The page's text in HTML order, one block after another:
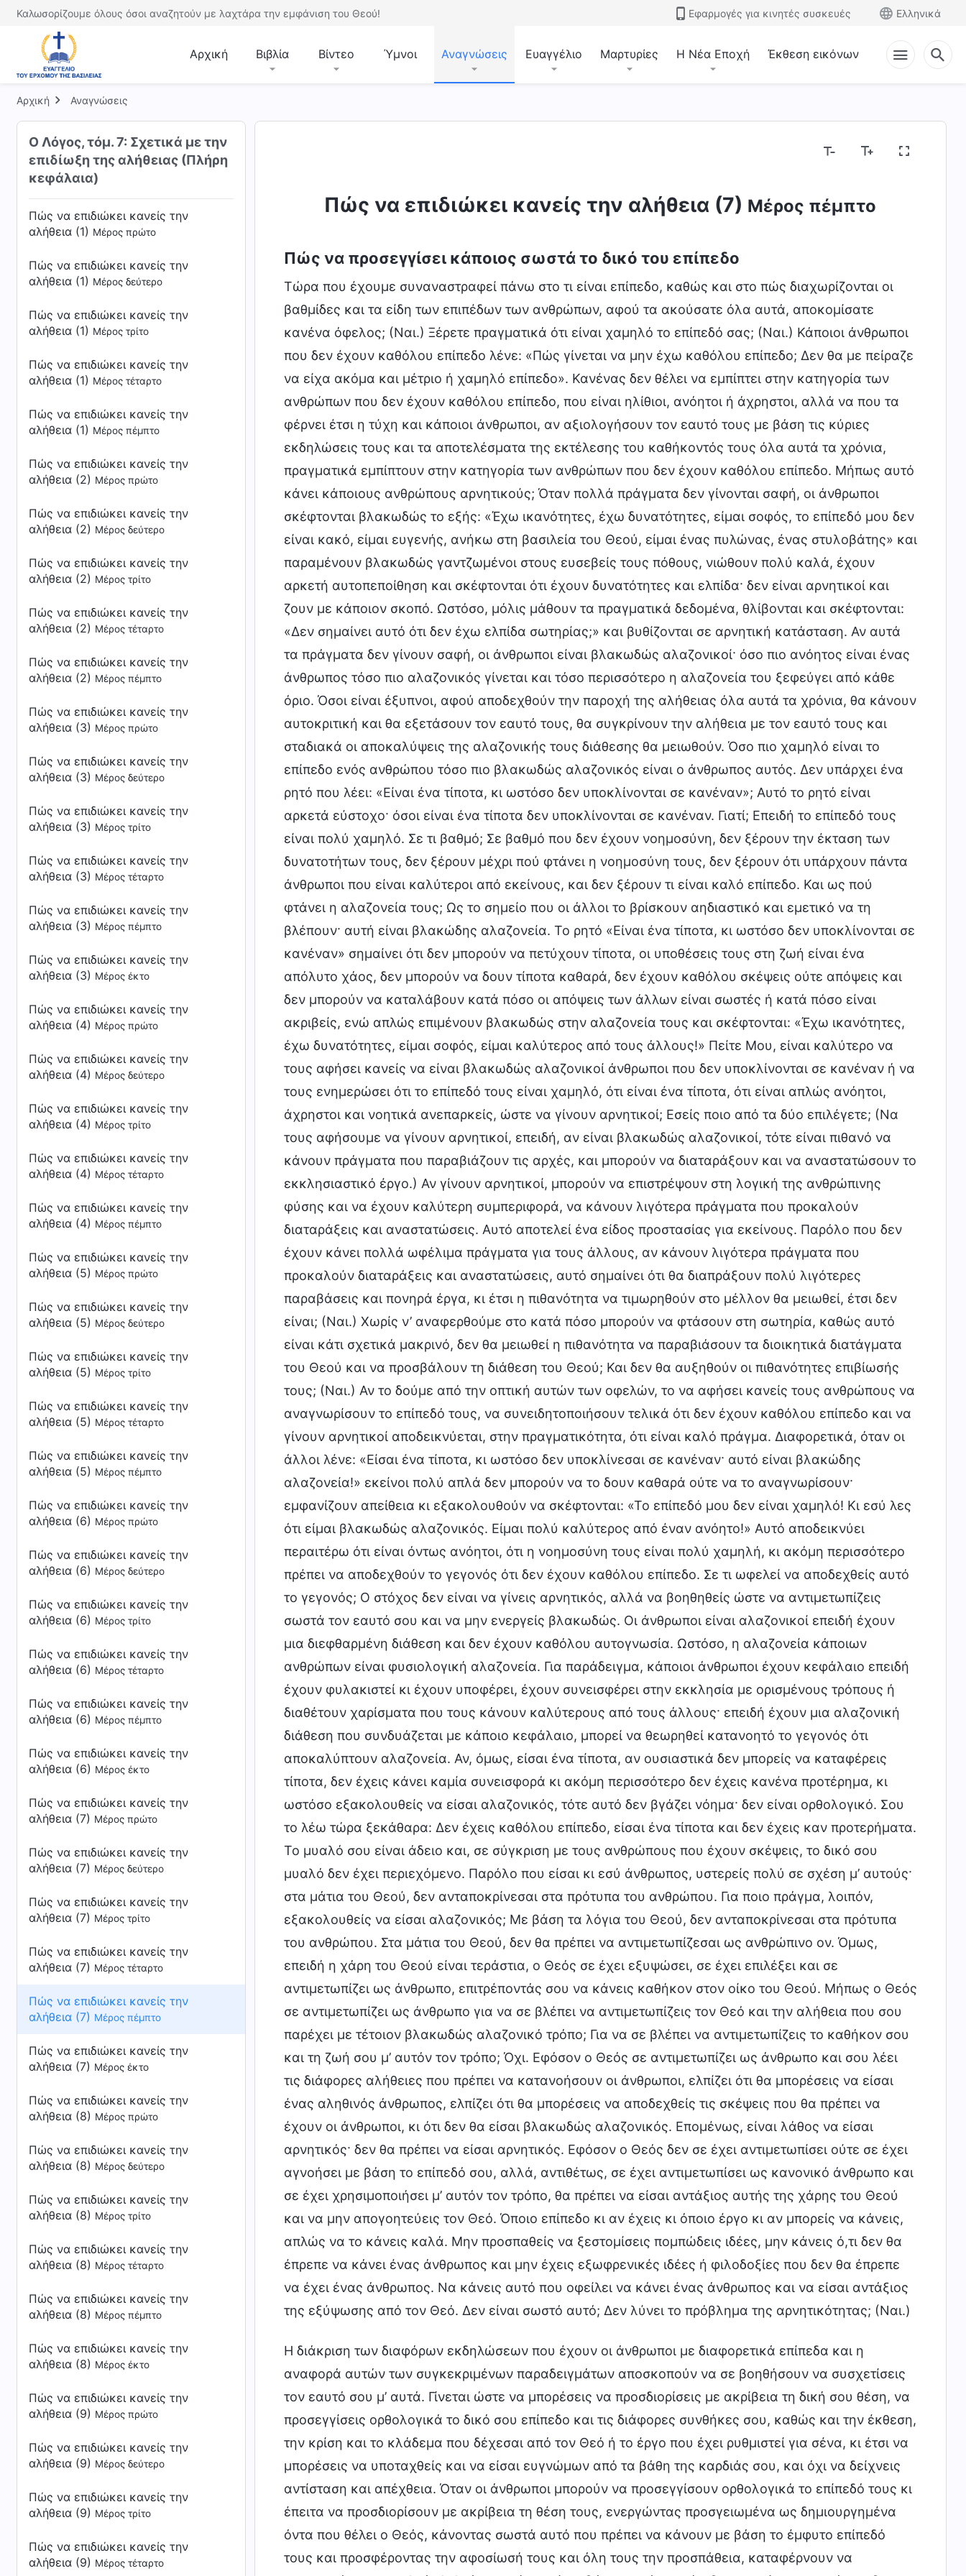
Καλωσορίζουμε όλους όσοι αναζητούν με λαχτάρα την εμφάνιση του Θεού! Εφαρμογές για κινητές συσκευές Ελληνικά
Αρχική Βιβλία Βίντεο Ύμνοι Αναγνώσεις Ευαγγέλιο Μαρτυρίες Η Νέα Εποχή Έκθεση εικόνων
Αρχική Αναγνώσεις
Ο Λόγος, τόμ. 7: Σχετικά με την
επιδίωξη της αλήθειας (Πλήρη
κεφάλαια)
Πώς να επιδιώκει κανείς την
αλήθεια (1) Μέρος πρώτο
Πώς να επιδιώκει κανείς την
αλήθεια (1) Μέρος δεύτερο
Πώς να επιδιώκει κανείς την
αλήθεια (1) Μέρος τρίτο
Πώς να επιδιώκει κανείς την
αλήθεια (1) Μέρος τέταρτο
Πώς να επιδιώκει κανείς την
αλήθεια (1) Μέρος πέμπτο
Πώς να επιδιώκει κανείς την
αλήθεια (2) Μέρος πρώτο
Πώς να επιδιώκει κανείς την
αλήθεια (2) Μέρος δεύτερο
Πώς να επιδιώκει κανείς την
αλήθεια (2) Μέρος τρίτο
Πώς να επιδιώκει κανείς την
αλήθεια (2) Μέρος τέταρτο
Πώς να επιδιώκει κανείς την
αλήθεια (2) Μέρος πέμπτο
Πώς να επιδιώκει κανείς την
αλήθεια (3) Μέρος πρώτο
Πώς να επιδιώκει κανείς την
αλήθεια (3) Μέρος δεύτερο
Πώς να επιδιώκει κανείς την
αλήθεια (3) Μέρος τρίτο
Πώς να επιδιώκει κανείς την
αλήθεια (3) Μέρος τέταρτο
Πώς να επιδιώκει κανείς την
αλήθεια (3) Μέρος πέμπτο
Πώς να επιδιώκει κανείς την
αλήθεια (3) Μέρος έκτο
Πώς να επιδιώκει κανείς την
αλήθεια (4) Μέρος πρώτο
Πώς να επιδιώκει κανείς την
αλήθεια (4) Μέρος δεύτερο
Πώς να επιδιώκει κανείς την
αλήθεια (4) Μέρος τρίτο
Πώς να επιδιώκει κανείς την
αλήθεια (4) Μέρος τέταρτο
Πώς να επιδιώκει κανείς την
αλήθεια (4) Μέρος πέμπτο
Πώς να επιδιώκει κανείς την
αλήθεια (5) Μέρος πρώτο
Πώς να επιδιώκει κανείς την
αλήθεια (5) Μέρος δεύτερο
Πώς να επιδιώκει κανείς την
αλήθεια (5) Μέρος τρίτο
Πώς να επιδιώκει κανείς την
αλήθεια (5) Μέρος τέταρτο
Πώς να επιδιώκει κανείς την
αλήθεια (5) Μέρος πέμπτο
Πώς να επιδιώκει κανείς την
αλήθεια (6) Μέρος πρώτο
Πώς να επιδιώκει κανείς την
αλήθεια (6) Μέρος δεύτερο
Πώς να επιδιώκει κανείς την
αλήθεια (6) Μέρος τρίτο
Πώς να επιδιώκει κανείς την
αλήθεια (6) Μέρος τέταρτο
Πώς να επιδιώκει κανείς την
αλήθεια (6) Μέρος πέμπτο
Πώς να επιδιώκει κανείς την
αλήθεια (6) Μέρος έκτο
Πώς να επιδιώκει κανείς την
αλήθεια (7) Μέρος πρώτο
Πώς να επιδιώκει κανείς την
αλήθεια (7) Μέρος δεύτερο
Πώς να επιδιώκει κανείς την
αλήθεια (7) Μέρος τρίτο
Πώς να επιδιώκει κανείς την
αλήθεια (7) Μέρος τέταρτο
Πώς να επιδιώκει κανείς την
αλήθεια (7) Μέρος πέμπτο
Πώς να επιδιώκει κανείς την
αλήθεια (7) Μέρος έκτο
Πώς να επιδιώκει κανείς την
αλήθεια (8) Μέρος πρώτο
Πώς να επιδιώκει κανείς την
αλήθεια (8) Μέρος δεύτερο
Πώς να επιδιώκει κανείς την
αλήθεια (8) Μέρος τρίτο
Πώς να επιδιώκει κανείς την
αλήθεια (8) Μέρος τέταρτο
Πώς να επιδιώκει κανείς την
αλήθεια (8) Μέρος πέμπτο
Πώς να επιδιώκει κανείς την
αλήθεια (8) Μέρος έκτο
Πώς να επιδιώκει κανείς την
αλήθεια (9) Μέρος πρώτο
Πώς να επιδιώκει κανείς την
αλήθεια (9) Μέρος δεύτερο
Πώς να επιδιώκει κανείς την
αλήθεια (9) Μέρος τρίτο
Πώς να επιδιώκει κανείς την
αλήθεια (9) Μέρος τέταρτο
Πώς να επιδιώκει κανείς την αλήθεια (7) Μέρος πέμπτο
Πώς να προσεγγίσει κάποιος σωστά το δικό του επίπεδο
Τώρα που έχουμε συναναστραφεί πάνω στο τι είναι επίπεδο, καθώς και στο πώς διαχωρίζονται οι
βαθμίδες και τα είδη των επιπέδων των ανθρώπων, αφού τα ακούσατε όλα αυτά, αποκομίσατε
κανένα όφελος; (Ναι.) Ξέρετε πραγματικά ότι είναι χαμηλό το επίπεδό σας; (Ναι.) Κάποιοι άνθρωποι
που δεν έχουν καθόλου επίπεδο λένε: «Πώς γίνεται να μην έχω καθόλου επίπεδο; Δεν θα με πείραζε
να είχα ακόμα και μέτριο ή χαμηλό επίπεδο». Κανένας δεν θέλει να εμπίπτει στην κατηγορία των
ανθρώπων που δεν έχουν καθόλου επίπεδο, που είναι ηλίθιοι, ανόητοι ή άχρηστοι, αλλά να που τα
φέρνει έτσι η τύχη και κάποιοι άνθρωποι, αν αξιολογήσουν τον εαυτό τους με βάση τις κύριες
εκδηλώσεις τους και τα αποτελέσματα της εκτέλεσης του καθήκοντός τους όλα αυτά τα χρόνια,
πραγματικά εμπίπτουν στην κατηγορία των ανθρώπων που δεν έχουν καθόλου επίπεδο. Μήπως αυτό
κάνει κάποιους ανθρώπους αρνητικούς; Όταν πολλά πράγματα δεν γίνονται σαφή, οι άνθρωποι
σκέφτονται βλακωδώς το εξής: «Έχω ικανότητες, έχω δυνατότητες, είμαι σοφός, το επίπεδό μου δεν
είναι κακό, είμαι ευγενής, ανήκω στη βασιλεία του Θεού, είμαι ένας πυλώνας, ένας στυλοβάτης» και
παραμένουν βλακωδώς γαντζωμένοι στους ευσεβείς τους πόθους, νιώθουν πολύ καλά, έχουν
αρκετή αυτοπεποίθηση και σκέφτονται ότι έχουν δυνατότητες και ελπίδα· δεν είναι αρνητικοί και
ζουν με κάποιον σκοπό. Ωστόσο, μόλις μάθουν τα πραγματικά δεδομένα, θλίβονται και σκέφτονται:
«Δεν σημαίνει αυτό ότι δεν έχω ελπίδα σωτηρίας;» και βυθίζονται σε αρνητική κατάσταση. Αν αυτά
τα πράγματα δεν γίνουν σαφή, οι άνθρωποι είναι βλακωδώς αλαζονικοί· όσο πιο ανόητος είναι ένας
άνθρωπος τόσο πιο αλαζονικός γίνεται και τόσο περισσότερο η αλαζονεία του ξεφεύγει από κάθε
όριο. Όσοι είναι έξυπνοι, αφού αποδεχθούν την παροχή της αλήθειας όλα αυτά τα χρόνια, θα κάνουν
αυτοκριτική και θα εξετάσουν τον εαυτό τους, θα συγκρίνουν την αλήθεια με τον εαυτό τους και
σταδιακά οι αποκαλύψεις της αλαζονικής τους διάθεσης θα μειωθούν. Όσο πιο χαμηλό είναι το
επίπεδο ενός ανθρώπου τόσο πιο βλακωδώς αλαζονικός είναι ο άνθρωπος αυτός. Δεν υπάρχει ένα
ρητό που λέει: «Είναι ένα τίποτα, κι ωστόσο δεν υποκλίνονται σε κανέναν»; Αυτό το ρητό είναι
αρκετά εύστοχο· όσοι είναι ένα τίποτα δεν υποκλίνονται σε κανέναν. Γιατί; Επειδή το επίπεδό τους
είναι πολύ χαμηλό. Σε τι βαθμό; Σε βαθμό που δεν έχουν νοημοσύνη, δεν ξέρουν την έκταση των
δυνατοτήτων τους, δεν ξέρουν μέχρι πού φτάνει η νοημοσύνη τους, δεν ξέρουν ότι υπάρχουν πάντα
άνθρωποι που είναι καλύτεροι από εκείνους, και δεν ξέρουν τι είναι καλό επίπεδο. Και ως πού
φτάνει η αλαζονεία τους; Ως το σημείο που οι άλλοι το βρίσκουν αηδιαστικό και εμετικό να τη
βλέπουν· αυτή είναι βλακώδης αλαζονεία. Το ρητό «Είναι ένα τίποτα, κι ωστόσο δεν υποκλίνονται σε
κανέναν» σημαίνει ότι δεν μπορούν να πετύχουν τίποτα, οι υποθέσεις τους στη ζωή είναι ένα
απόλυτο χάος, δεν μπορούν να δουν τίποτα καθαρά, δεν έχουν καθόλου σκέψεις ούτε απόψεις και
δεν μπορούν να καταλάβουν κατά πόσο οι απόψεις των άλλων είναι σωστές ή κατά πόσο είναι
ακριβείς, ενώ απλώς επιμένουν βλακωδώς στην αλαζονεία τους και σκέφτονται: «Έχω ικανότητες,
έχω δυνατότητες, είμαι σοφός, είμαι καλύτερος από τους άλλους!» Πείτε Μου, είναι καλύτερο να
τους αφήσει κανείς να είναι βλακωδώς αλαζονικοί άνθρωποι που δεν υποκλίνονται σε κανέναν ή να
τους ενημερώσει ότι το επίπεδό τους είναι χαμηλό, ότι είναι ένα τίποτα, ότι είναι απλώς ανόητοι,
άχρηστοι και νοητικά ανεπαρκείς, ώστε να γίνουν αρνητικοί; Εσείς ποιο από τα δύο επιλέγετε; (Να
τους αφήσουμε να γίνουν αρνητικοί, επειδή, αν είναι βλακωδώς αλαζονικοί, τότε είναι πιθανό να
κάνουν πράγματα που παραβιάζουν τις αρχές, και μπορούν να διαταράξουν και να αναστατώσουν το
εκκλησιαστικό έργο.) Αν γίνουν αρνητικοί, μπορούν να επιστρέψουν στη λογική της ανθρώπινης
φύσης και να έχουν καλύτερη συμπεριφορά, να κάνουν λιγότερα πράγματα που προκαλούν
διαταράξεις και αναστατώσεις. Αυτό αποτελεί ένα είδος προστασίας για εκείνους. Παρόλο που δεν
έχουν κάνει πολλά ωφέλιμα πράγματα για τους άλλους, αν κάνουν λιγότερα πράγματα που
προκαλούν διαταράξεις και αναστατώσεις, αυτό σημαίνει ότι θα διαπράξουν πολύ λιγότερες
παραβάσεις και πονηρά έργα, κι έτσι η πιθανότητα να τιμωρηθούν στο μέλλον θα μειωθεί, έτσι δεν
είναι; (Ναι.) Χωρίς ν’ αναφερθούμε στο κατά πόσο μπορούν να φτάσουν στη σωτηρία, καθώς αυτό
είναι κάτι σχετικά μακρινό, δεν θα μειωθεί η πιθανότητα να παραβιάσουν τα διοικητικά διατάγματα
του Θεού και να προσβάλουν τη διάθεση του Θεού; Και δεν θα αυξηθούν οι πιθανότητες επιβίωσής
τους; (Ναι.) Αν το δούμε από την οπτική αυτών των οφελών, το να αφήσει κανείς τους ανθρώπους να
αναγνωρίσουν το επίπεδό τους, να συνειδητοποιήσουν τελικά ότι δεν έχουν καθόλου επίπεδο και να
γίνουν αρνητικοί αποδεικνύεται, στην πραγματικότητα, ότι είναι καλό πράγμα. Διαφορετικά, όταν οι
άλλοι λένε: «Είσαι ένα τίποτα, κι ωστόσο δεν υποκλίνεσαι σε κανέναν· αυτό είναι βλακώδης
αλαζονεία!» εκείνοι πολύ απλά δεν μπορούν να το δουν καθαρά ούτε να το αναγνωρίσουν·
εμφανίζουν απείθεια κι εξακολουθούν να σκέφτονται: «Το επίπεδό μου δεν είναι χαμηλό! Κι εσύ λες
ότι είμαι βλακωδώς αλαζονικός. Είμαι πολύ καλύτερος από έναν ανόητο!» Αυτό αποδεικνύει
περαιτέρω ότι είναι όντως ανόητοι, ότι η νοημοσύνη τους είναι πολύ χαμηλή, κι ακόμη περισσότερο
πρέπει να αποδεχθούν το γεγονός ότι δεν έχουν καθόλου επίπεδο. Σε τι ωφελεί να αποδεχθείς αυτό
το γεγονός; Ο στόχος δεν είναι να γίνεις αρνητικός, αλλά να βοηθηθείς ώστε να αντιμετωπίζεις
σωστά τον εαυτό σου και να μην ενεργείς βλακωδώς. Οι άνθρωποι είναι αλαζονικοί επειδή έχουν
μια διεφθαρμένη διάθεση και δεν έχουν καθόλου αυτογνωσία. Ωστόσο, η αλαζονεία κάποιων
ανθρώπων είναι φυσιολογική αλαζονεία. Για παράδειγμα, κάποιοι άνθρωποι έχουν κεφάλαιο επειδή
έχουν φυλακιστεί κι έχουν υποφέρει, έχουν συνεισφέρει στην εκκλησία με ορισμένους τρόπους ή
διαθέτουν χαρίσματα που τους κάνουν καλύτερους από τους άλλους· επειδή έχουν μια αλαζονική
διάθεση που συνδυάζεται με κάποιο κεφάλαιο, μπορεί να θεωρηθεί κατανοητό το γεγονός ότι
αποκαλύπτουν αλαζονεία. Αν, όμως, είσαι ένα τίποτα, αν ουσιαστικά δεν μπορείς να καταφέρεις
τίποτα, δεν έχεις κάνει καμία συνεισφορά κι ακόμη περισσότερο δεν έχεις κανένα προτέρημα, κι
ωστόσο εξακολουθείς να είσαι αλαζονικός, τότε αυτό δεν βγάζει νόημα· δεν είναι ορθολογικό. Σου
το λέω τώρα ξεκάθαρα: Δεν έχεις καθόλου επίπεδο, είσαι ένα τίποτα και δεν έχεις καν προτερήματα.
Το μυαλό σου είναι άδειο και, σε σύγκριση με τους ανθρώπους που έχουν σκέψεις, το δικό σου
μυαλό δεν έχει περιεχόμενο. Παρόλο που είσαι κι εσύ άνθρωπος, υστερείς πολύ σε σχέση μ’ αυτούς·
στα μάτια του Θεού, δεν ανταποκρίνεσαι στα πρότυπα του ανθρώπου. Για ποιο πράγμα, λοιπόν,
εξακολουθείς να είσαι αλαζονικός; Με βάση τα λόγια του Θεού, δεν ανταποκρίνεσαι στα πρότυπα
του ανθρώπου. Στα μάτια του Θεού, δεν θα πρέπει να αντιμετωπίζεσαι ως ανθρώπινο ον. Όμως,
επειδή η χάρη του Θεού είναι τεράστια, ο Θεός σε έχει εξυψώσει, σε έχει επιλέξει και σε
αντιμετωπίζει ως άνθρωπο, επιτρέποντάς σου να κάνεις καθήκον στον οίκο του Θεού. Μήπως ο Θεός
σε αντιμετωπίζει ως άνθρωπο για να σε βλέπει να αντιμετωπίζεις τον Θεό και την αλήθεια που σου
παρέχει με τέτοιον βλακωδώς αλαζονικό τρόπο; Για να σε βλέπει να αντιμετωπίζεις το καθήκον σου
και τη ζωή σου μ’ αυτόν τον τρόπο; Όχι. Εφόσον ο Θεός σε αντιμετωπίζει ως άνθρωπο και σου λέει
τις διάφορες αλήθειες που πρέπει να κατανοήσουν οι άνθρωποι, ελπίζει ότι θα μπορέσεις να είσαι
ένας αληθινός άνθρωπος, ελπίζει ότι θα μπορέσεις να αποδεχθείς τις σκέψεις που θα πρέπει να
έχουν οι άνθρωποι, κι ότι δεν θα είσαι βλακωδώς αλαζονικός. Επομένως, είναι λάθος να είσαι
αρνητικός· δεν θα πρέπει να είσαι αρνητικός. Εφόσον ο Θεός δεν σε έχει αντιμετωπίσει ούτε σε έχει
αγνοήσει με βάση το επίπεδό σου, αλλά, αντιθέτως, σε έχει αντιμετωπίσει ως κανονικό άνθρωπο και
σε έχει χρησιμοποιήσει μ’ αυτόν τον τρόπο, θα πρέπει να είσαι αντάξιος αυτής της χάρης του Θεού
και να μην απογοητεύεις τον Θεό. Όποιο επίπεδο κι αν έχεις κι όποιο έργο κι αν μπορείς να κάνεις,
απλώς να το κάνεις καλά. Μην προσπαθείς να ξεστομίσεις πομπώδεις ιδέες, μην κάνεις ό,τι δεν θα
έπρεπε να κάνει ένας άνθρωπος και μην έχεις εξωφρενικές ιδέες ή φιλοδοξίες που δεν θα έπρεπε
να έχει ένας άνθρωπος. Να κάνεις αυτό που οφείλει να κάνει ένας άνθρωπος και να είσαι αντάξιος
της εξύψωσης από τον Θεό. Δεν είναι σωστό αυτό; Δεν λύνει το πρόβλημα της αρνητικότητας; (Ναι.)
Η διάκριση των διαφόρων εκδηλώσεων που έχουν οι άνθρωποι με διαφορετικά επίπεδα και η
αναφορά αυτών των συγκεκριμένων παραδειγμάτων αποσκοπούν να σε βοηθήσουν να συσχετίσεις
τον εαυτό σου μ’ αυτά. Γίνεται ώστε να μπορέσεις να προσδιορίσεις με ακρίβεια τη δική σου θέση, να
προσεγγίσεις ορθολογικά το δικό σου επίπεδο και τις διάφορες συνθήκες σου, καθώς και την έκθεση,
την κρίση και το κλάδεμα που δέχεσαι από τον Θεό ή το έργο που έχει ρυθμιστεί για σένα, κι έτσι να
μπορέσεις να υποταχθείς και να είσαι ευγνώμων από τα βάθη της καρδιάς σου, και όχι να δείχνεις
αντίσταση και απέχθεια. Όταν οι άνθρωποι μπορούν να προσεγγίσουν ορθολογικά το επίπεδό τους κι
έπειτα να προσδιορίσουν με ακρίβεια τη θέση τους, ενεργώντας προσγειωμένα ως δημιουργημένα
όντα που θέλει ο Θεός, κάνοντας σωστά αυτό που πρέπει να κάνουν με βάση το έμφυτο επίπεδό
τους και προσφέροντας την αφοσίωσή τους και όλη τους την προσπάθεια, καταφέρνουν να